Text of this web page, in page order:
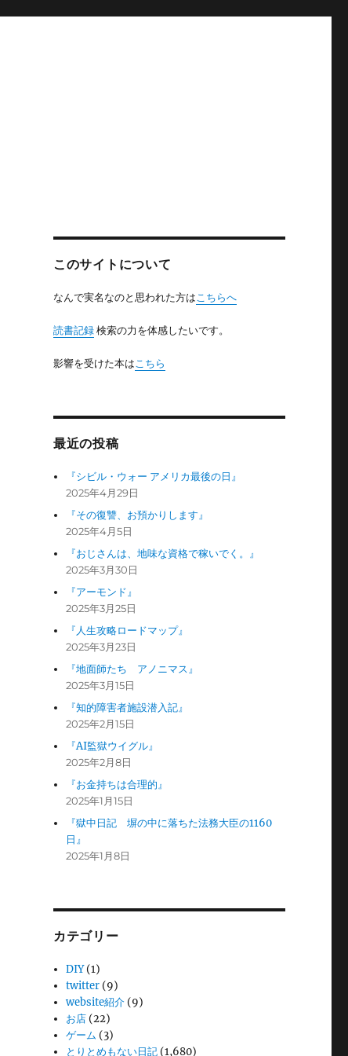
このサイトについて
なんで実名なのと思われた方はこちらへ
読書記録検索の力を体感したいです。
影響を受けた本はこちら
最近の投稿
『シビル・ウォー アメリカ最後の日』
2025年4月29日
『その復讐、お預かりします』
2025年4月5日
『おじさんは、地味な資格で稼いでく。』
2025年3月30日
『アーモンド』
2025年3月25日
『人生攻略ロードマップ』
2025年3月23日
『地面師たち アノニマス』
2025年3月15日
『知的障害者施設潜入記』
2025年2月15日
『AI監獄ウイグル』
2025年2月8日
『お金持ちは合理的』
2025年1月15日
『獄中日記 塀の中に落ちた法務大臣の1160
日』
2025年1月8日
カテゴリー
DIY(1)
twitter (9)
website紹介 (9)
お店 (22)
ゲーム (3)
とりとめもない日記 (1,680)